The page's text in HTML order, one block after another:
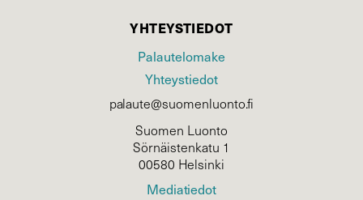
YHTEYSTIEDOT
Palautelomake
Yhteystiedot
palaute@suomenluonto.fi
Suomen Luonto
Sörnäistenkatu 1
00580 Helsinki
Mediatiedot